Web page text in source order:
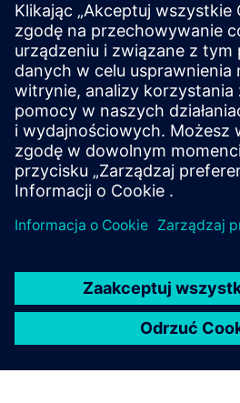
Promaps Realtime
Oprogramowanie oblicza i
sposób ciągły, jednocześnie
niebezpieczne sytuacje, o których
świadomi.
Dowiedz się więcej